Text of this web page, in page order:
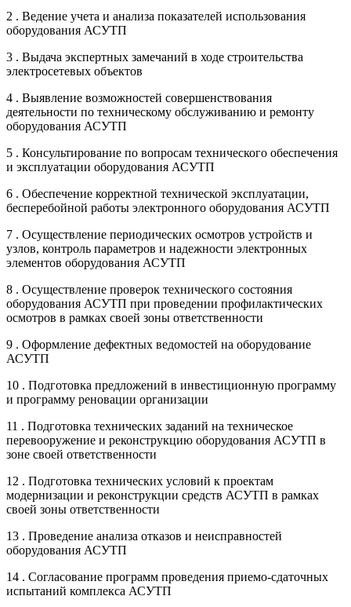
2 . Ведение учета и анализа показателей использования
оборудования АСУТП
3 . Выдача экспертных замечаний в ходе строительства
электросетевых объектов
4 . Выявление возможностей совершенствования
деятельности по техническому обслуживанию и ремонту
оборудования АСУТП
5 . Консультирование по вопросам технического обеспечения
и эксплуатации оборудования АСУТП
6 . Обеспечение корректной технической эксплуатации,
бесперебойной работы электронного оборудования АСУТП
7 . Осуществление периодических осмотров устройств и
узлов, контроль параметров и надежности электронных
элементов оборудования АСУТП
8 . Осуществление проверок технического состояния
оборудования АСУТП при проведении профилактических
осмотров в рамках своей зоны ответственности
9 . Оформление дефектных ведомостей на оборудование
АСУТП
10 . Подготовка предложений в инвестиционную программу
и программу реновации организации
11 . Подготовка технических заданий на техническое
перевооружение и реконструкцию оборудования АСУТП в
зоне своей ответственности
12 . Подготовка технических условий к проектам
модернизации и реконструкции средств АСУТП в рамках
своей зоны ответственности
13 . Проведение анализа отказов и неисправностей
оборудования АСУТП
14 . Согласование программ проведения приемо-сдаточных
испытаний комплекса АСУТП